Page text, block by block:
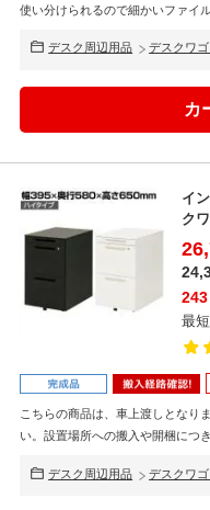
使い分けられるので細かいファイ
デスク周辺用品 デスクワ
イ
ク
ー
243
最
こちらの商品は、車上渡しとなり
い。設置場所への搬入や開梱につ
デスク周辺用品 デスクワ